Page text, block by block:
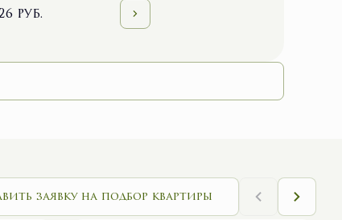
руб.
заявку на подбор квартиры